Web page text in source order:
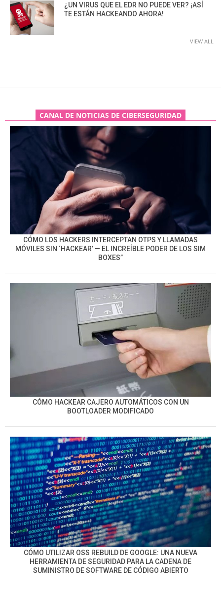
¿UN VIRUS QUE EL EDR NO PUEDE VER? ¡ASÍ
TE ESTÁN HACKEANDO AHORA!
VIEW ALL
CANAL DE NOTICIAS DE CIBERSEGURIDAD
CÓMO LOS HACKERS INTERCEPTAN OTPS Y LLAMADAS
MÓVILES SIN ‘HACKEAR’ — EL INCREÍBLE PODER DE LOS SIM
BOXES”
CÓMO HACKEAR CAJERO AUTOMÁTICOS CON UN
BOOTLOADER MODIFICADO
CÓMO UTILIZAR OSS REBUILD DE GOOGLE: UNA NUEVA
HERRAMIENTA DE SEGURIDAD PARA LA CADENA DE
SUMINISTRO DE SOFTWARE DE CÓDIGO ABIERTO